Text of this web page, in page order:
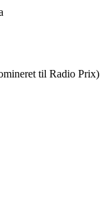
til Radio Prix)